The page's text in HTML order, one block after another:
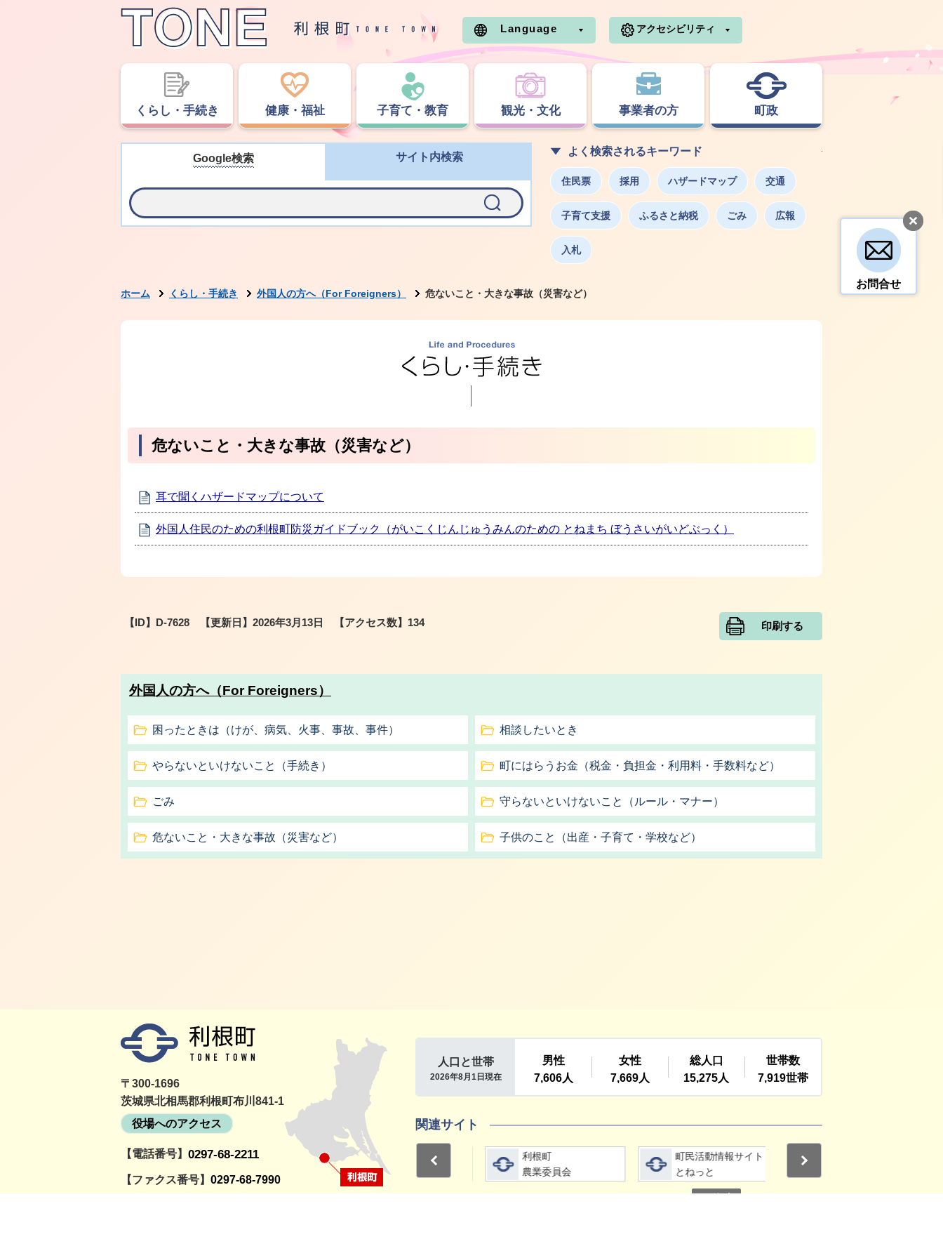
Language
アクセシビリティ
くらし・手続き 健康・福祉 子育て・教育 観光・文化 事業者の方 町政
Google検索 サイト内検索 よく検索されるキーワード
住民票 採用 ハザードマップ 交通
子育て支援 ふるさと納税 ごみ 広報
入札
お問合せ
ホーム くらし・手続き 外国人の方へ（For Foreigners） 危ないこと・大きな事故（災害など）
危ないこと・大きな事故（災害など）
耳で聞くハザードマップについて
外国人住民のための利根町防災ガイドブック（がいこくじんじゅうみんのための とねまち ぼうさいがいどぶっく）
【ID】 D-7628 【更新日】 2026年3月13日 【アクセス数】 134 印刷する
外国人の方へ（For Foreigners）
困ったときは（けが、病気、火事、事故、事件） 相談したいとき
やらないといけないこと（手続き） 町にはらうお金（税金・負担金・利用料・手数料など）
ごみ 守らないといけないこと（ルール・マナー）
危ないこと・大きな事故（災害など） 子供のこと（出産・子育て・学校など）
〒300-1696
茨城県北相馬郡利根町布川841-1
役場へのアクセス
【電話番号】 0297-68-2211
【ファクス番号】 0297-68-7990
関連サイト
町民活動情報サイト
詳細をみる
利根町社会福祉協議
会
詳細をみる
利根町
選挙管理委員会
詳細をみる
利根町
農業委員会
詳細をみる
町民活動情報サイト
とねっと
Previous